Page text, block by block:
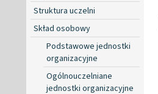
Struktura uczelni
Skład osobowy
Podstawowe jednostki
organizacyjne
Ogólnouczelniane
jednostki organizacyjne